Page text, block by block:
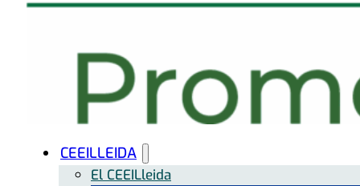
CEEILLEIDA
El CEEILleida